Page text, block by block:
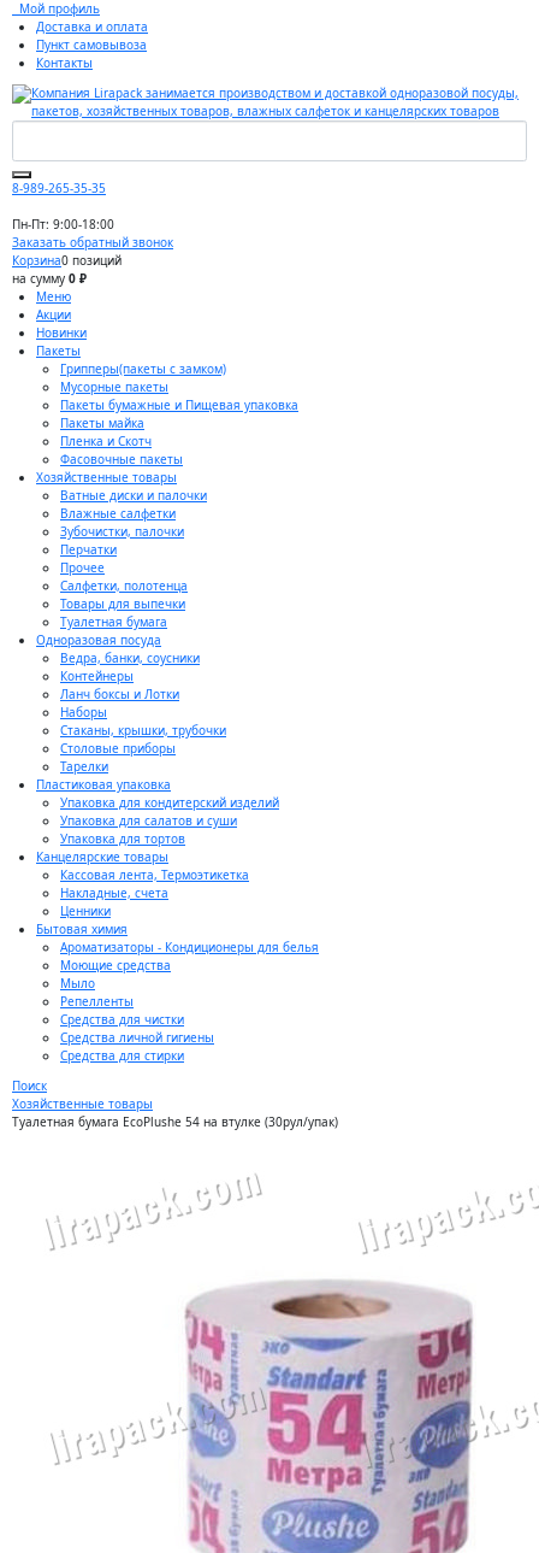
Мой профиль
Доставка и оплата
Пункт самовывоза
Контакты
8-989-265-35-35
Пн-Пт: 9:00-18:00
Заказать обратный звонок
Корзина0 позиций
на сумму 0 ₽
Меню
Акции
Новинки
Пакеты
Грипперы(пакеты с замком)
Мусорные пакеты
Пакеты бумажные и Пищевая упаковка
Пакеты майка
Пленка и Скотч
Фасовочные пакеты
Хозяйственные товары
Ватные диски и палочки
Влажные салфетки
Зубочистки, палочки
Перчатки
Прочее
Салфетки, полотенца
Товары для выпечки
Туалетная бумага
Одноразовая посуда
Ведра, банки, соусники
Контейнеры
Ланч боксы и Лотки
Наборы
Стаканы, крышки, трубочки
Столовые приборы
Тарелки
Пластиковая упаковка
Упаковка для кондитерский изделий
Упаковка для салатов и суши
Упаковка для тортов
Канцелярские товары
Кассовая лента, Термоэтикетка
Накладные, счета
Ценники
Бытовая химия
Ароматизаторы - Кондиционеры для белья
Моющие средства
Мыло
Репелленты
Средства для чистки
Средства личной гигиены
Средства для стирки
Поиск
Хозяйственные товары
Туалетная бумага EcoPlushe 54 на втулке (30рул/упак)